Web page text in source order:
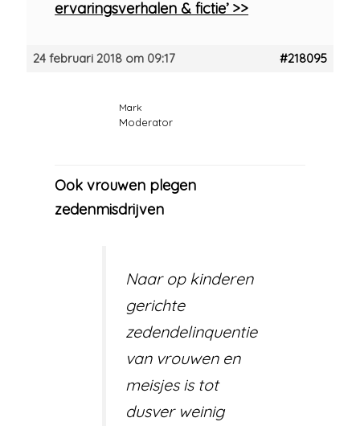
ervaringsverhalen & fictie’ >>
24 februari 2018 om 09:17 #218095
Mark
Moderator
Ook vrouwen plegen
zedenmisdrijven
Naar op kinderen
gerichte
zedendelinquentie
van vrouwen en
meisjes is tot
dusver weinig